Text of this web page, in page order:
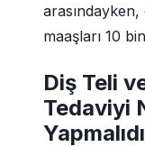
maaşları 10
Diş Teli
Tedaviyi